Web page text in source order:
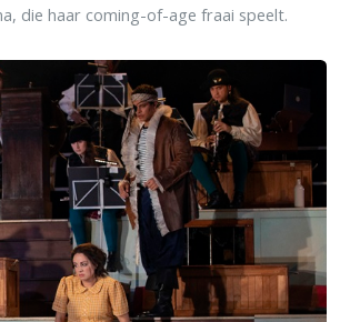
die haar coming-of-age fraai speelt.